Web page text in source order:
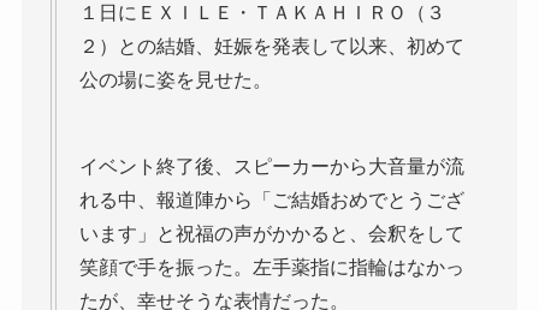
１日にＥＸＩＬＥ・ＴＡＫＡＨＩＲＯ（３
２）との結婚、妊娠を発表して以来、初めて
公の場に姿を見せた。
イベント終了後、スピーカーから大音量が流
れる中、報道陣から「ご結婚おめでとうござ
います」と祝福の声がかかると、会釈をして
笑顔で手を振った。左手薬指に指輪はなかっ
たが、幸せそうな表情だった。